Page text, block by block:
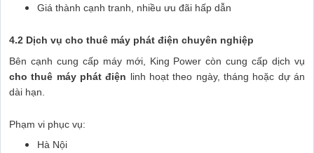
Giá thành cạnh tranh, nhiều ưu đãi hấp dẫn
4.2 Dịch vụ cho thuê máy phát điện chuyên nghiệp
Bên cạnh cung cấp máy mới, King Power còn cung cấp dịch vụ
cho thuê máy phát điện linh hoạt theo ngày, tháng hoặc dự án
dài hạn.
Phạm vi phục vụ:
Hà Nội